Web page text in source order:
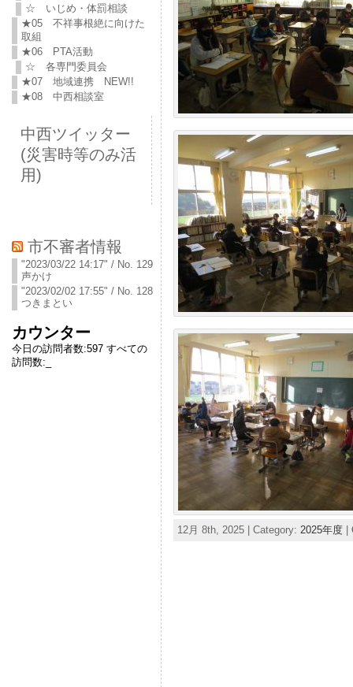
☆ いじめ・体罰相談
★05 不祥事根絶に向けた
取組
★06 PTA活動
☆ 各専門委員会
★07 地域連携 NEW!!
★08 中西相談室
中西ツイッター
(災害時等のみ活
用)
市不審者情報
"2023/03/22 14:17" / No. 129
声かけ
"2023/02/02 17:55" / No. 128
つきまとい
カウンター
今日の訪問者数:597すべての
訪問数:
12月 8th, 2025 | Category: 2025年度|